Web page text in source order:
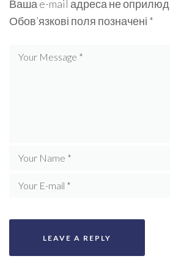
Ваша e-mail адреса не
Обов’язкові поля позначені *